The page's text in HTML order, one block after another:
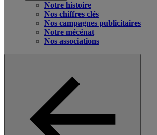
Notre histoire
Nos chiffres clés
Nos campagnes publicitaires
Notre mécénat
Nos associations